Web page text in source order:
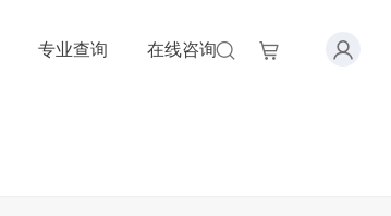
专业查询 在线咨询